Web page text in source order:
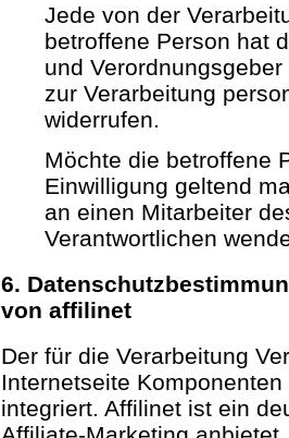
Jede von der
betroffene Person hat
und
zur Verarbeitung
widerrufen.
Möchte die betroffene
Einwilligung geltend
an einen Mitarbeiter
Verantwortlichen
6.
von affilinet
Der für die Verarbeitung
Internetseite
integriert. Affilinet ist ein